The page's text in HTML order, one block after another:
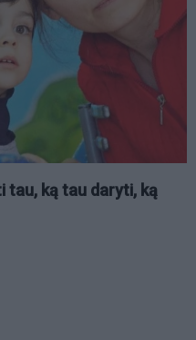
tau, ką tau daryti, ką